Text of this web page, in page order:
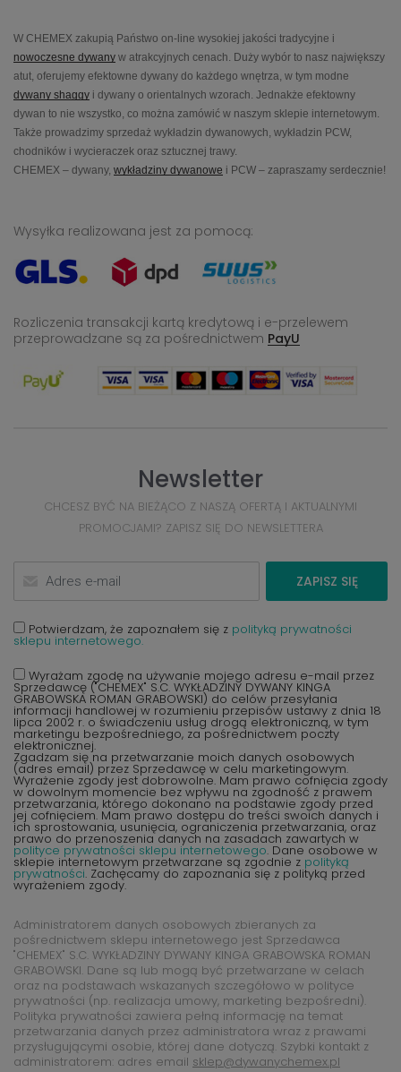
W CHEMEX zakupią Państwo on-line wysokiej jakości tradycyjne i
nowoczesne dywany w atrakcyjnych cenach. Duży wybór to nasz największy
atut, oferujemy efektowne dywany do każdego wnętrza, w tym modne
dywany shaggy i dywany o orientalnych wzorach. Jednakże efektowny
dywan to nie wszystko, co można zamówić w naszym sklepie internetowym.
Także prowadzimy sprzedaż wykładzin dywanowych, wykładzin PCW,
chodników i wycieraczek oraz sztucznej trawy.
CHEMEX – dywany, wykładziny dywanowe i PCW – zapraszamy serdecznie!
Wysyłka realizowana jest za pomocą:
Rozliczenia transakcji kartą kredytową i e-przelewem
przeprowadzane są za pośrednictwem PayU
Newsletter
CHCESZ BYĆ NA BIEŻĄCO Z NASZĄ OFERTĄ I AKTUALNYMI
PROMOCJAMI? ZAPISZ SIĘ DO NEWSLETTERA
ZAPISZ SIĘ
Potwierdzam, że zapoznałem się z polityką prywatności
sklepu internetowego.
Wyrażam zgodę na używanie mojego adresu e-mail przez
Sprzedawcę ("CHEMEX" S.C. WYKŁADZINY DYWANY KINGA
GRABOWSKA ROMAN GRABOWSKI) do celów przesyłania
informacji handlowej w rozumieniu przepisów ustawy z dnia 18
lipca 2002 r. o świadczeniu usług drogą elektroniczną, w tym
marketingu bezpośredniego, za pośrednictwem poczty
elektronicznej.
Zgadzam się na przetwarzanie moich danych osobowych
(adres email) przez Sprzedawcę w celu marketingowym.
Wyrażenie zgody jest dobrowolne. Mam prawo cofnięcia zgody
w dowolnym momencie bez wpływu na zgodność z prawem
przetwarzania, którego dokonano na podstawie zgody przed
jej cofnięciem. Mam prawo dostępu do treści swoich danych i
ich sprostowania, usunięcia, ograniczenia przetwarzania, oraz
prawo do przenoszenia danych na zasadach zawartych w
polityce prywatności sklepu internetowego. Dane osobowe w
sklepie internetowym przetwarzane są zgodnie z polityką
prywatności. Zachęcamy do zapoznania się z polityką przed
wyrażeniem zgody.
Administratorem danych osobowych zbieranych za
pośrednictwem sklepu internetowego jest Sprzedawca
"CHEMEX" S.C. WYKŁADZINY DYWANY KINGA GRABOWSKA ROMAN
GRABOWSKI. Dane są lub mogą być przetwarzane w celach
oraz na podstawach wskazanych szczegółowo w polityce
prywatności (np. realizacja umowy, marketing bezpośredni).
Polityka prywatności zawiera pełną informację na temat
przetwarzania danych przez administratora wraz z prawami
przysługującymi osobie, której dane dotyczą. Szybki kontakt z
administratorem: adres email sklep@dywanychemex.pl